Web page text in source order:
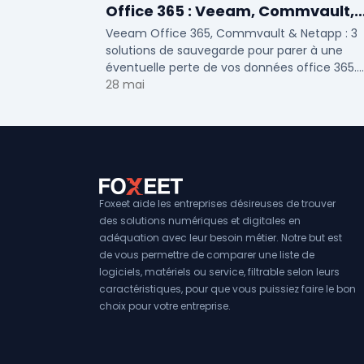
Office 365 : Veeam, Commvault,
Netapp
Veeam Office 365, Commvault & Netapp : 3
solutions de sauvegarde pour parer à une
éventuelle perte de vos données office 365.
Voici notre ...
28 mai
Foxeet aide les entreprises désireuses de trouver
des solutions numériques et digitales en
adéquation avec leur besoin métier. Notre but est
de vous permettre de comparer une liste de
logiciels, matériels ou service, filtrable selon leurs
caractéristiques, pour que vous puissiez faire le bon
choix pour votre entreprise.